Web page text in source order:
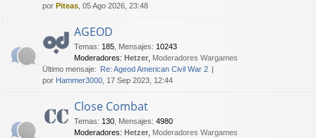
por Piteas , 05 Ago 2026, 23:48
AGEOD
Temas: 185 Mensajes: 10243
Moderadores: Hetzer Moderadores Wargames
Último mensaje: Re: Ageod American Civil War 2
por Hammer3000 , 17 Sep 2023, 12:44
Close Combat
Temas: 130 Mensajes: 4980
Moderadores: Hetzer Moderadores Wargames